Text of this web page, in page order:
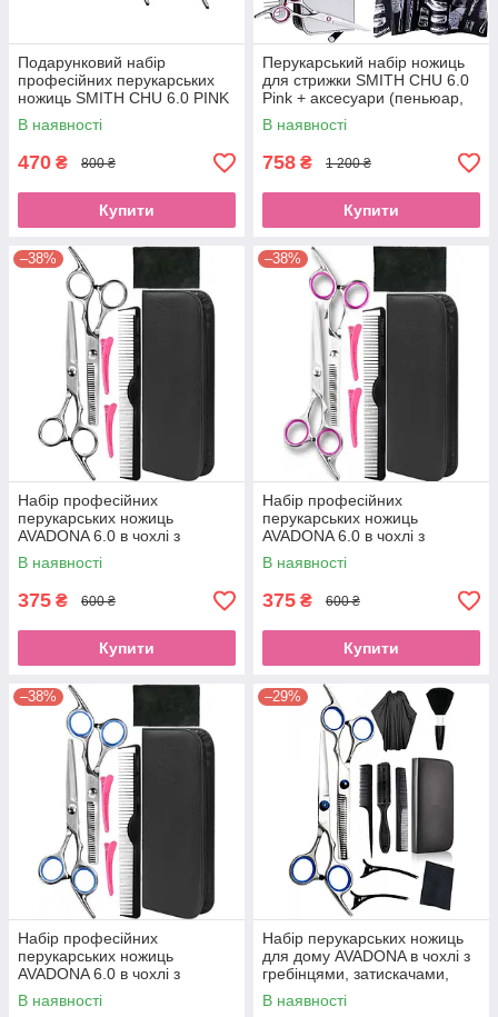
Подарунковий набір
професійних перукарських
ножиць SMITH CHU 6.0 PINK
в чохлі з гребінцем,
затискачами,EStyle
В наявності
470 ₴ 800 ₴
Купити
Перукарський набір ножиць
для стрижки SMITH CHU 6.0
Pink + аксесуари (пеньюар,
кмітливість, гребінець,EStyle
В наявності
758 ₴ 1 200 ₴
Купити
–38%
Набір професійних
перукарських ножиць
AVADONA 6.0 в чохлі з
гребінцем, затискачами та
серветкою, сріблоEStyle
В наявності
375 ₴ 600 ₴
Купити
–38%
Набір професійних
перукарських ножиць
AVADONA 6.0 в чохлі з
гребінцем, затискачами та
серветкою, рожевийEStyle
В наявності
375 ₴ 600 ₴
Купити
–38%
Набір професійних
перукарських ножиць
AVADONA 6.0 в чохлі з
гребінцем, затискачами та
серветкою, блакитнийEStyle
В наявності
–29%
Набір перукарських ножиць
для дому AVADONA в чохлі з
гребінцями, затискачами,
пеньюаром, бритвою,
кмітливістю та EStyle
В наявності